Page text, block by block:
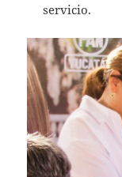
servicio.